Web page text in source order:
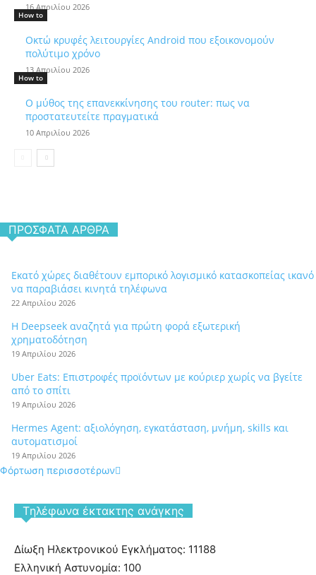
16 Απριλίου 2026
How to
Οκτώ κρυφές λειτουργίες Android που εξοικονομούν
πολύτιμο χρόνο
13 Απριλίου 2026
How to
Ο μύθος της επανεκκίνησης του router: πως να
προστατευτείτε πραγματικά
10 Απριλίου 2026
ΠΡΌΣΦΑΤΑ ΆΡΘΡΑ
Εκατό χώρες διαθέτουν εμπορικό λογισμικό κατασκοπείας ικανό
να παραβιάσει κινητά τηλέφωνα
22 Απριλίου 2026
Η Deepseek αναζητά για πρώτη φορά εξωτερική
χρηματοδότηση
19 Απριλίου 2026
Uber Eats: Επιστροφές προϊόντων με κούριερ χωρίς να βγείτε
από το σπίτι
19 Απριλίου 2026
Hermes Agent: αξιολόγηση, εγκατάσταση, μνήμη, skills και
αυτοματισμοί
19 Απριλίου 2026
Φόρτωση περισσοτέρων
Tηλέφωνα έκτακτης ανάγκης
Δίωξη Ηλεκτρονικού Εγκλήματος: 11188
Ελληνική Αστυνομία: 100